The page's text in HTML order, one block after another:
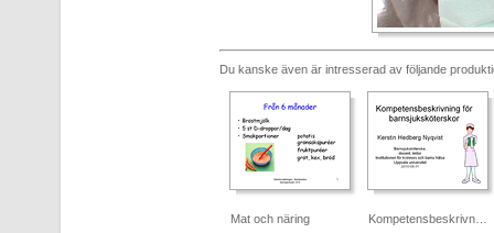
Du kanske även är intresserad av följande
Mat och näring
Kompetensbeskrivn…